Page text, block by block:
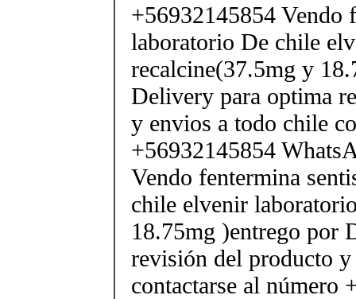
+56932145854 Vendo
laboratorio De chile
recalcine(37.5mg y
Delivery para optima
y envios a todo chile
+56932145854
Vendo fentermina
chile elvenir
18.75mg )entrego por
revisión del producto
contactarse al número